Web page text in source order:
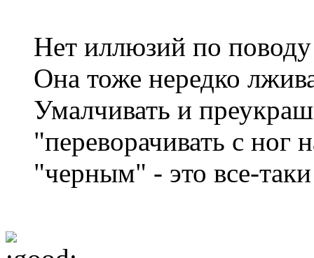
Нет иллюзий по
Она тоже нередко
Умалчивать и
"переворачивать с ног
"черным" - это все-